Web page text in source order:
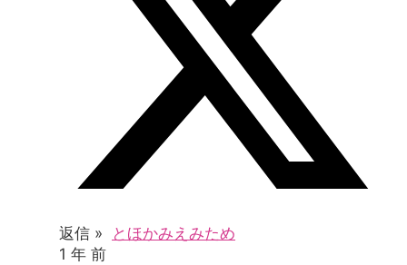
返信 »
とほかみえみため
1 年 前